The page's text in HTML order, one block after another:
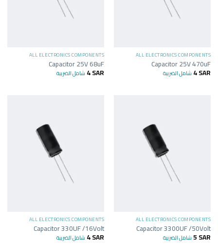
ALL ELECTRONICS COMPONENTS
Capacitor 25V 470uF
4SAR شامل الضريبة
ALL ELECTRONICS COMPONENTS
Capacitor 25V 68uF
4SAR شامل الضريبة
ALL ELECTRONICS COMPONENTS
Capacitor 3300UF /50Volt
5SAR شامل الضريبة
ALL ELECTRONICS COMPONENTS
Capacitor 330UF /16Volt
4SAR شامل الضريبة